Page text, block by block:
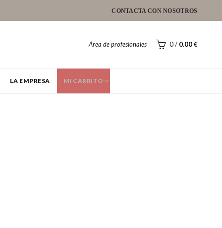
CONTACTA CON NOSOTROS
Área de profesionales 0 / 0.00€
LA EMPRESA MI CARRITO